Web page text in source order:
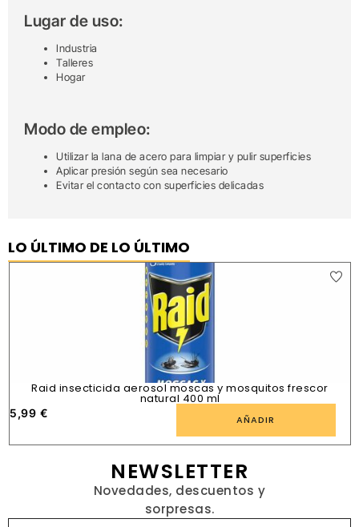
Lugar de uso:
Industria
Talleres
Hogar
Modo de empleo:
Utilizar la lana de acero para limpiar y pulir superficies
Aplicar presión según sea necesario
Evitar el contacto con superficies delicadas
LO ÚLTIMO DE LO ÚLTIMO
Raid insecticida aerosol moscas y mosquitos frescor
natural 400 ml
5,99 € AÑADIR
NEWSLETTER
Novedades, descuentos y
sorpresas.